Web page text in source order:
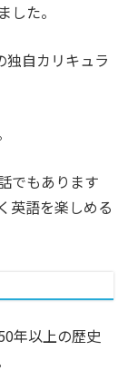
た。
独自カリキュラ
でもあります
英語を楽しめる
年以上の歴史